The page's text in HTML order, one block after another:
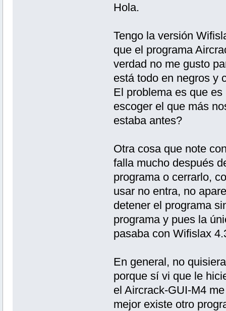
Hola.
Tengo la versión
que el programa
verdad no me gusto
está todo en negros y
El problema es que
escoger el que más
estaba antes?
Otra cosa que note
falla mucho después
programa o cerrarlo,
usar no entra, no
detener el programa
programa y pues la
pasaba con Wifislax
En general, no
porque sí vi que le
el Aircrack-GUI-M4
mejor existe otro